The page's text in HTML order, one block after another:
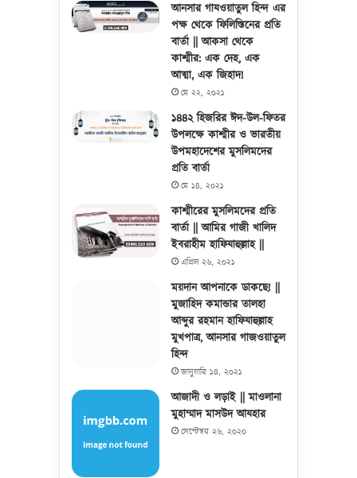
আনসার গাযওয়াতুল হিন্দ এর
পক্ষ থেকে ফিলিস্তিনের প্রতি
বার্তা || আকসা থেকে
কাশ্মীর: এক দেহ, এক
আত্মা, এক জিহাদ!
মে ২২, ২০২১
১৪৪২ হিজরির ঈদ-উল-ফিতর
উপলক্ষে কাশ্মীর ও ভারতীয়
উপমহাদেশের মুসলিমদের
প্রতি বার্তা
মে ১৪, ২০২১
কাশ্মীরের মুসলিমদের প্রতি
বার্তা || আমির গাজী খালিদ
ইবরাহীম হাফিযাহুল্লাহ ||
এপ্রিল ২৬, ২০২১
ময়দান আপনাকে ডাকছে! ||
মুজাহিদ কমান্ডার তালহা
আব্দুর রহমান হাফিযাহুল্লাহ
মুখপাত্র, আনসার গাজওয়াতুল
হিন্দ
জানুয়ারি ১৪, ২০২১
আজাদী ও লড়াই || মাওলানা
মুহাম্মাদ মাসউদ আযহার
সেপ্টেম্বর ২৬, ২০২০